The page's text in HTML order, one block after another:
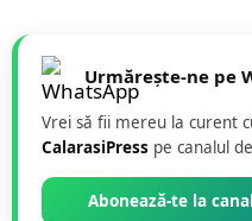
Urmărește-ne pe
Vrei să fii mereu la curent
CalarasiPress pe canalul
Abonează-te la canal